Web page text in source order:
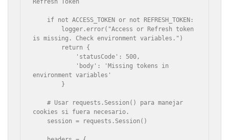
is missing. Check environment variables.")
environment variables'
    # Usar requests.Session() para manejar
cookies si fuera necesario.